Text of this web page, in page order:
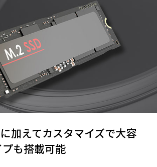
加えてカスタマイズで大容
も搭載可能